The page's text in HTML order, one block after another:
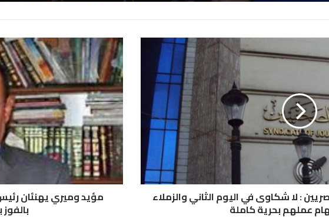
: لا شكاوى في اليوم الثاني والزملاء
عملهم بحرية كاملة
مؤيد وميري يهنئان